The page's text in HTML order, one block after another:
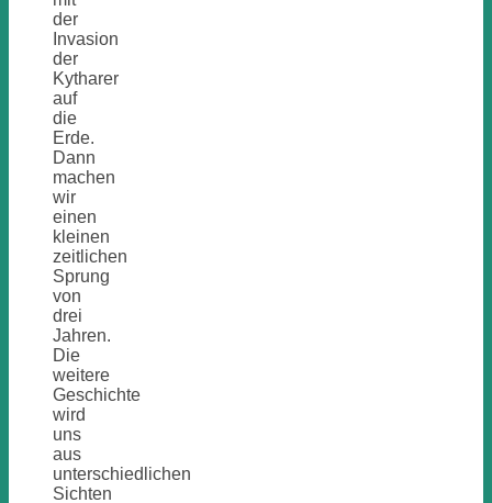
der
Invasion
der
Kytharer
auf
die
Erde.
Dann
machen
wir
einen
kleinen
zeitlichen
Sprung
von
drei
Jahren.
Die
weitere
Geschichte
wird
uns
aus
unterschiedlichen
Sichten